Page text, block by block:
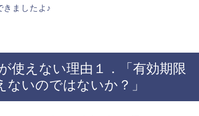
きましたよ♪
使えない理由１．「有効期限
いのではないか？」